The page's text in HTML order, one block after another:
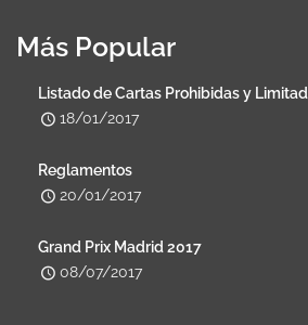
Más Popular
Listado de Cartas Prohibidas y
18/01/2017
Reglamentos
20/01/2017
Grand Prix Madrid 2017
08/07/2017